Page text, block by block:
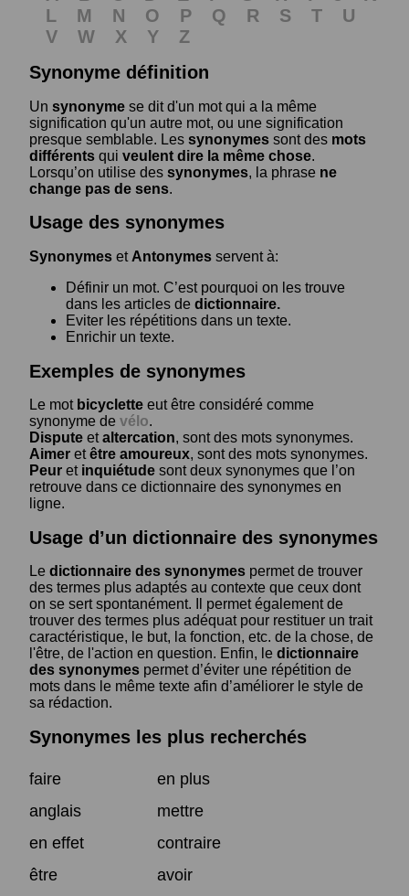
L
M N O P Q R S T
U
V
W X Y
Z
Synonyme définition
Un synonyme se dit d'un mot qui a la même
signification qu'un autre mot, ou une signification
presque semblable. Les synonymes sont des mots
différents qui veulent dire la même chose.
Lorsqu’on utilise des synonymes, la phrase ne
change pas de sens.
Usage des synonymes
Synonymes et Antonymes servent à:
Définir un mot. C’est pourquoi on les trouve
dans les articles de dictionnaire.
Eviter les répétitions dans un texte.
Enrichir un texte.
Exemples de synonymes
Le mot bicyclette eut être considéré comme
synonyme de vélo.
Dispute etaltercation, sont des mots synonymes.
Aimer etêtre amoureux, sont des mots synonymes.
Peur et inquiétude sont deux synonymes que l’on
retrouve dans ce dictionnaire des synonymes en
ligne.
Usage d’un dictionnaire des synonymes
Le dictionnaire des synonymes permet de trouver
des termes plus adaptés au contexte que ceux dont
on se sert spontanément. Il permet également de
trouver des termes plus adéquat pour restituer un trait
caractéristique, le but, la fonction, etc. de la chose, de
l'être, de l'action en question. Enfin, le dictionnaire
des synonymes permet d’éviter une répétition de
mots dans le même texte afin d’améliorer le style de
sa rédaction.
Synonymes les plus recherchés
faire
en plus
anglais
mettre
en effet
contraire
être
avoir